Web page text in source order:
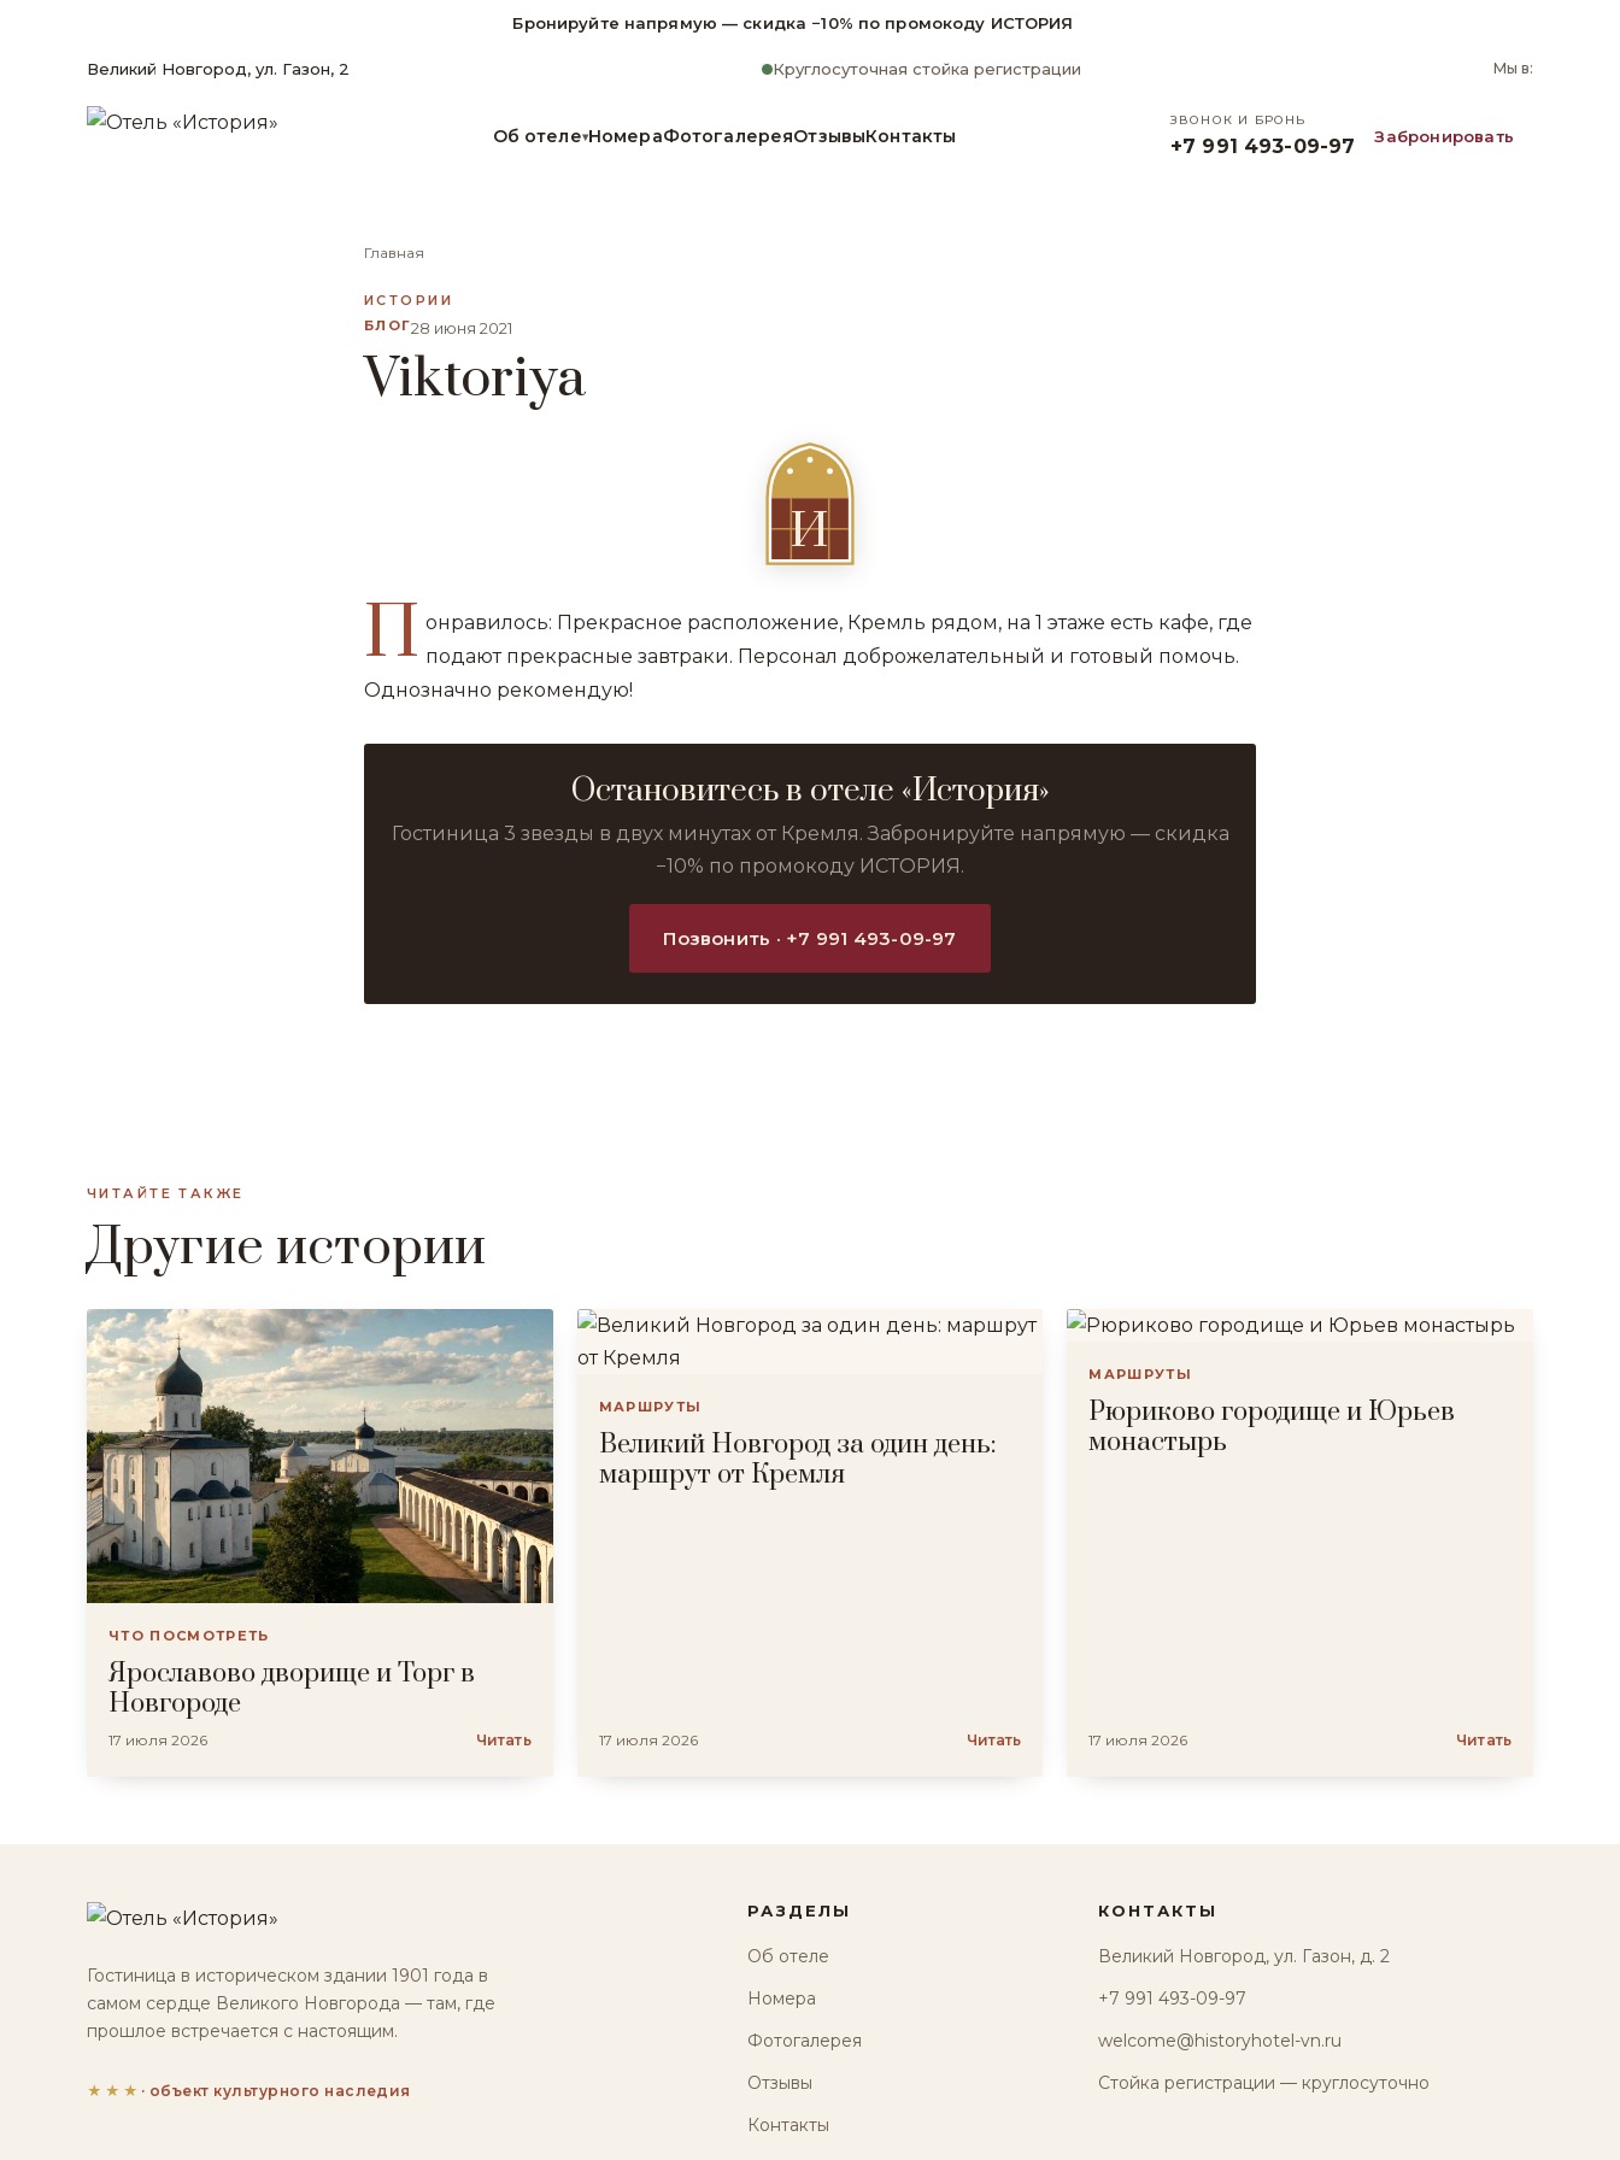
Бронируйте напрямую — скидка −10% по промокоду ИСТОРИЯ
Великий Новгород, ул. Газон, 2 Круглосуточная стойка регистрации Мы в:
Об отеле▾НомераФотогалереяОтзывыКонтакты
ЗВОНОК И БРОНЬ
+7 991 493-09-97 Забронировать
Главная
ИСТОРИИ
БЛОГ28 июня 2021
Viktoriya
И
П онравилось: Прекрасное расположение, Кремль рядом, на 1 этаже есть кафе, где
подают прекрасные завтраки. Персонал доброжелательный и готовый помочь.
Однозначно рекомендую!
Остановитесь в отеле «История»
Гостиница 3 звезды в двух минутах от Кремля. Забронируйте напрямую — скидка
−10% по промокоду ИСТОРИЯ.
Позвонить · +7 991 493-09-97
ЧИТАЙТЕ ТАКЖЕ
Другие истории
ЧТО ПОСМОТРЕТЬ
Ярославово дворище и Торг в
Новгороде
17 июля 2026 Читать
МАРШРУТЫ
Великий Новгород за один день:
маршрут от Кремля
17 июля 2026 Читать
МАРШРУТЫ
Рюриково городище и Юрьев
монастырь
17 июля 2026 Читать
Гостиница в историческом здании 1901 года в
самом сердце Великого Новгорода — там, где
прошлое встречается с настоящим.
★★★ · объект культурного наследия
РАЗДЕЛЫ
Об отеле
Номера
Фотогалерея
Отзывы
Контакты
КОНТАКТЫ
Великий Новгород, ул. Газон, д. 2
+7 991 493-09-97
welcome@historyhotel-vn.ru
Стойка регистрации — круглосуточно